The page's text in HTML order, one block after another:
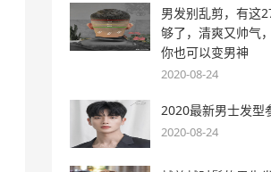
男发别乱剪，有这
够了，清爽又帅气
你也可以变男神
2020-08-24
2020最新男士发型
2020-08-24